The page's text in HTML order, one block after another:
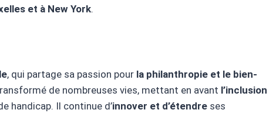
et à New York.
, qui partage sa passion pour la philanthropie et le bien-
de nombreuses vies, mettant en avant l’inclusion
handicap. Il continue d’innover et d’étendre ses